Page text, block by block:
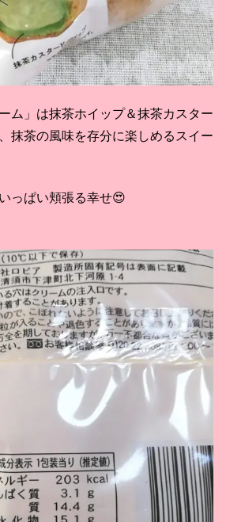
ム」は抹茶ホイップ＆抹茶カスター
抹茶の風味を存分に楽しめるスイー
っぱい頬張る幸せ😍